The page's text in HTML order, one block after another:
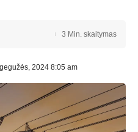
2024 8:05 am
3 Min. skaitymas